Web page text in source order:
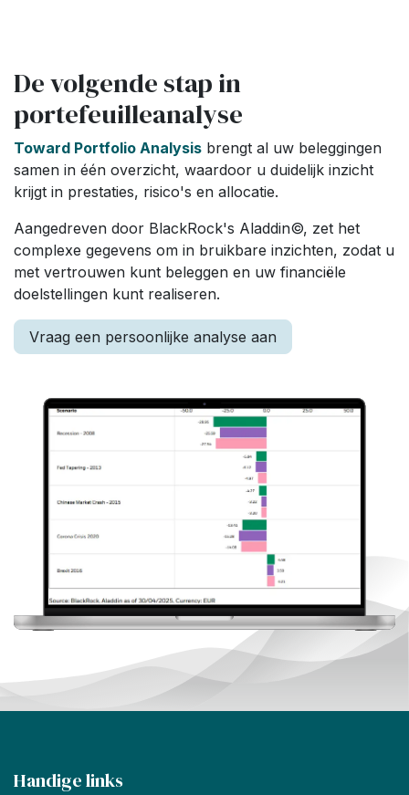
De volgende stap in
portefeuilleanalyse
Toward Portfolio Analysis brengt al uw beleggingen
samen in één overzicht, waardoor u duidelijk inzicht
krijgt in prestaties, risico's en allocatie.
Aangedreven door BlackRock's Aladdin©, zet het
complexe gegevens om in bruikbare inzichten, zodat u
met vertrouwen kunt beleggen en uw financiële
doelstellingen kunt realiseren.
Vraag een persoonlijke analyse aan
Handige links